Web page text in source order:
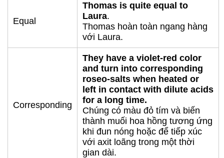
Equal
Thomas is quite equal to
Laura.
Thomas hoàn toàn ngang hàng
với Laura.
Corresponding
They have a violet-red color
and turn into corresponding
roseo-salts when heated or
left in contact with dilute acids
for a long time.
Chúng có màu đỏ tím và biến
thành muối hoa hồng tương ứng
khi đun nóng hoặc để tiếp xúc
với axit loãng trong một thời
gian dài.